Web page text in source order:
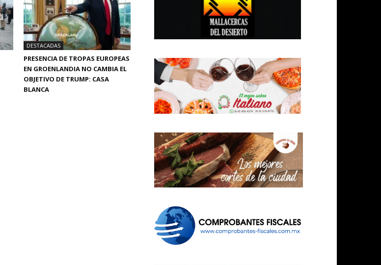
DESTACADAS
PRESENCIA DE TROPAS EUROPEAS
EN GROENLANDIA NO CAMBIA EL
OBJETIVO DE TRUMP: CASA
BLANCA